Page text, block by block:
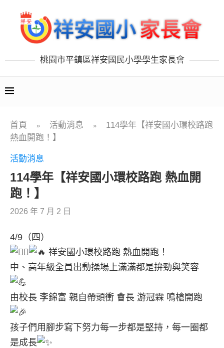
桃園市平鎮區祥安國民小學學生家長會
首頁 » 活動消息 »
114學年【祥安國小環校路跑
熱血開跑！】
活動消息
114學年【祥安國小環校路跑 熱血開
跑！】
2026 年 7 月 2 日
4/9（四）
祥安國小環校路跑 熱血開跑！
中、高年級全員出動操場上滿滿都是拚勁與笑容
由校長 李錦富 親自帶頭衝 會長 游冠霖 鳴槍開跑
孩子們用腳步寫下努力每一步都是堅持，每一圈都
是成長